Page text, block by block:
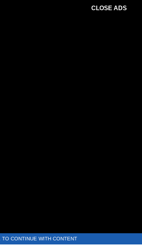
CLOSE ADS
TO CONTINUE WITH CONTENT